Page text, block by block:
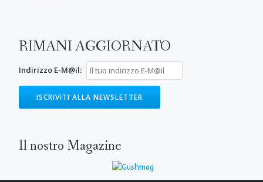
RIMANI AGGIORNATO
Indirizzo E-M@il:
Il nostro Magazine